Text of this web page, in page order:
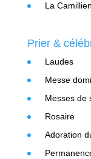
La
Prier &
Laudes
Messe
Messes de
Rosaire
Adoration